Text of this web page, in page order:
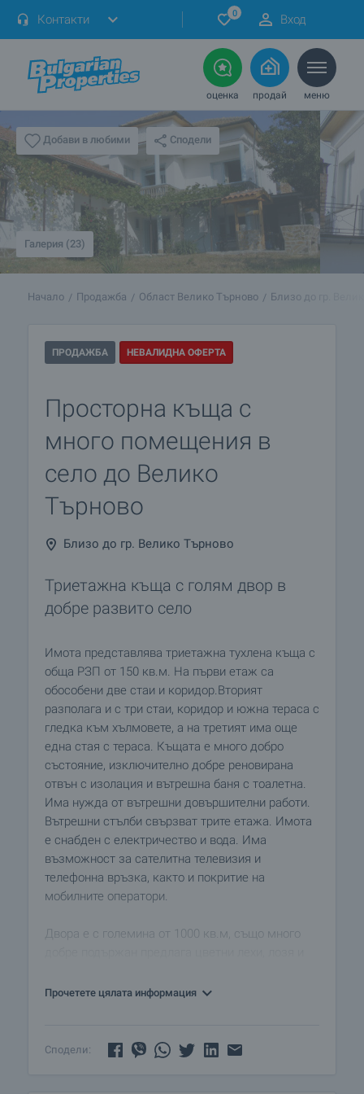
Контакти 0 Вход
оценка продай меню
Добави в любими Сподели
Галерия (23)
Начало Продажба Област Велико Търново Близо до гр.
ПРОДАЖБА НЕВАЛИДНА ОФЕРТА
Просторна къща с
много помещения в
село до Велико
Търново
Близо до гр. Велико Търново
Триетажна къща с голям двор в
добре развито село
Имота представлява триетажна тухлена къща с
обща РЗП от 150 кв.м. На първи етаж са
обособени две стаи и коридор.Вторият
разполага и с три стаи, коридор и южна тераса с
гледка към хълмовете, а на третият има още
една стая с тераса. Къщата е много добро
състояние, изключително добре реновирана
отвън с изолация и вътрешна баня с тоалетна.
Има нужда от вътрешни довършителни работи.
Вътрешни стълби свързват трите етажа. Имота
е снабден с електричество и вода. Има
възможност за сателитна телевизия и
телефонна връзка, както и покритие на
мобилните оператори.
Двора е с големина от 1000 кв.м, също много
стопански постройки и лятна кухня, прилепена
проходим през цялата година.
Прочетете цялата информация
Сподели: